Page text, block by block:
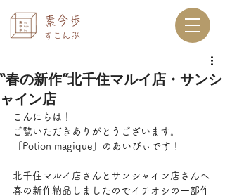
素今歩
すこんぶ
“春の新作”北千住マルイ店・サンシ
ャイン店
こんにちは！
ご覧いただきありがとうございます。
「Potion magique」のあいびぃです！
北千住マルイ店さんとサンシャイン店さんへ
春の新作納品しましたのでイチオシの一部作